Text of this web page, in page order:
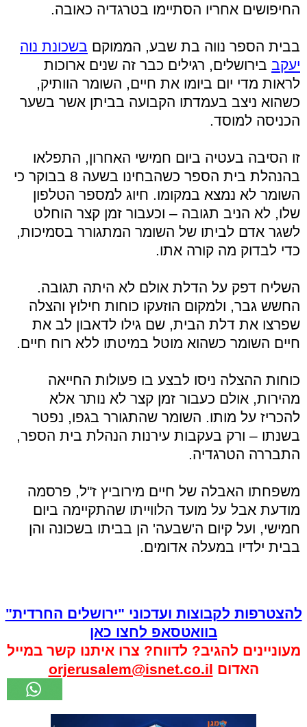
החיפושים אחריו הסתיימו בטרגדיה כאובה.
בבית הספר נווה בת שבע, הממוקם בשכונת נוה
יעקב בירושלים, רגילים כבר זה שנים ארוכות
לראות מדי יום ביומו את חיים, השומר הוותיק,
כשהוא ניצב בעמדתו הקבועה בביתן אשר בשער
הכניסה למוסד.
זו הסיבה בעטיה ביום חמישי האחרון, התפלאו
בהנהלת בית הספר כשהבחינו בשעה 8 בבוקר כי
השומר לא נמצא במקומו. חיוג למספר הטלפון
שלו, לא הניב תגובה – וכעבור זמן קצר הוחלט
לשגר אדם לביתו של השומר המתגורר בסמיכות,
כדי לבדוק מה קורה אתו.
השליח דפק על הדלת אולם לא היתה תגובה.
החשש גבר, ולמקום הוזעקו כוחות חילוץ והצלה
שפרצו את דלת הבית, שם גילו לדאבון לב את
חיים השומר כשהוא מוטל במיטתו ללא רוח חיים.
כוחות ההצלה ניסו לבצע בו פעולות החייאה
מהירות, אולם כעבור זמן קצר לא נותר אלא
להכריז על מותו. השומר שהתגורר בגפו, נפטר
בשנתו – ורק בעקבות עירנות הנהלת בית הספר,
התבררה הטרגדיה.
משפחתו האבלה של חיים מירוביץ ז"ל, פרסמה
מודעת אבל על מועד הלווייתו שהתקיימה ביום
חמישי, ועל קיום ה'שבעה' הן בביתו בשכונה והן
בבית ילדיו במעלה אדומים.
להצטרפות לקבוצות ועדכוני "ירושלים החרדית"
בוואטסאפ לחצו כאן
מעוניינים להגיב? לדווח? צרו איתנו קשר במייל
האדום orjerusalem@isnet.co.il